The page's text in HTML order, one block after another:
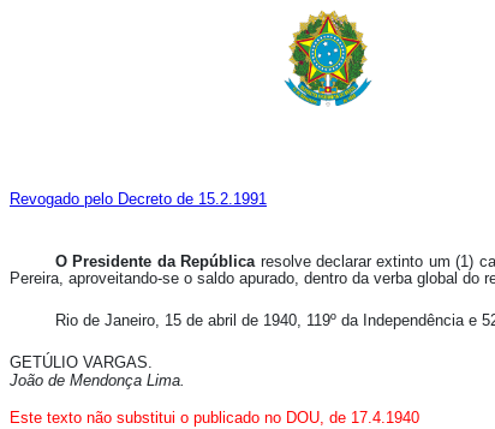
Revogado pelo Decreto de 15.2.1991
O Presidente da Repúblicaresolve declarar extinto um (1)
Pereira, aproveitando-se o saldo apurado, dentro da verba global
Rio de Janeiro, 15 de abril de 1940, 119º da Independência e
GETÚLIO VARGAS.
João de Mendonça Lima.
Este texto não substitui o publicado no DOU, de 17.4.1940